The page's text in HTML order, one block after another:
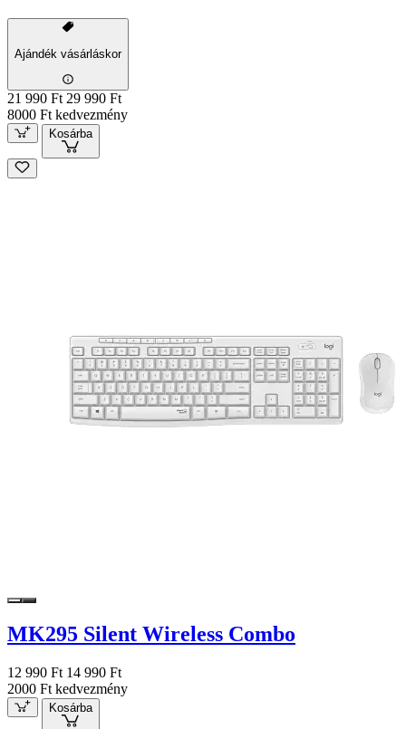
Ajándék vásárláskor
21 990 Ft 29 990 Ft
8000 Ft kedvezmény
Kosárba
MK295 Silent Wireless Combo
12 990 Ft 14 990 Ft
2000 Ft kedvezmény
Kosárba